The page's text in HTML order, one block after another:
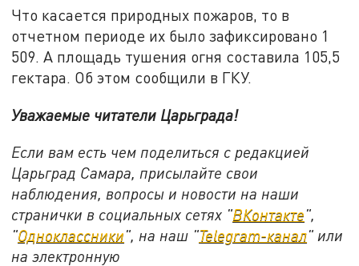
Что касается природных пожаров, то в
отчетном периоде их было зафиксировано 1
509. А площадь тушения огня составила 105,5
гектара. Об этом сообщили в ГКУ.
Уважаемые читатели Царьграда!
Если вам есть чем поделиться с редакцией
Царьград Самара, присылайте свои
наблюдения, вопросы и новости на наши
странички в социальных сетях "ВКонтакте",
"Одноклассники", на наш "Telegram-канал" или
на электронную